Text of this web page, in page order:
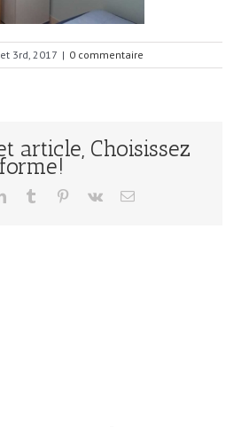
3rd, 2017 | 0 commentaire
article, Choisissez
LinkedInTumblr Pinterest
Vk Email